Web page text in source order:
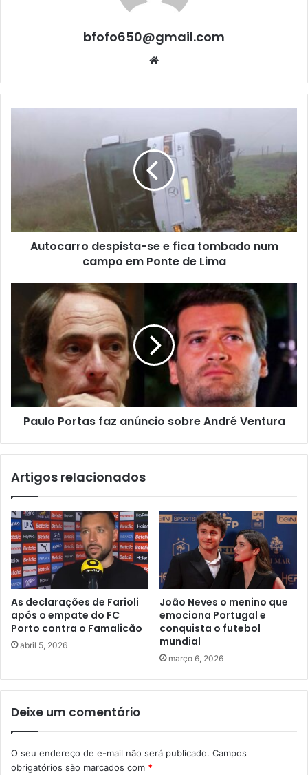
bfofo650@gmail.com
Website
Autocarro despista-se e fica tombado num
campo em Ponte de Lima
Paulo Portas faz anúncio sobre André Ventura
Artigos relacionados
As declarações de Farioli
após o empate do FC
Porto contra o Famalicão
abril 5, 2026
João Neves o menino que
emociona Portugal e
conquista o futebol
mundial
março 6, 2026
Deixe um comentário
O seu endereço de e-mail não será publicado. Campos
obrigatórios são marcados com *